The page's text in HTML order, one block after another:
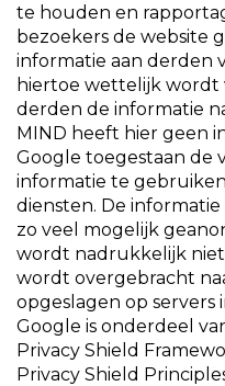
te houden en
bezoekers de website
informatie aan derden
hiertoe wettelijk wordt
derden de informatie
MIND heeft hier geen
Google toegestaan de
informatie te
diensten. De
zo veel mogelijk
wordt nadrukkelijk
wordt overgebracht
opgeslagen op servers
Google is onderdeel
Privacy Shield
Privacy Shield